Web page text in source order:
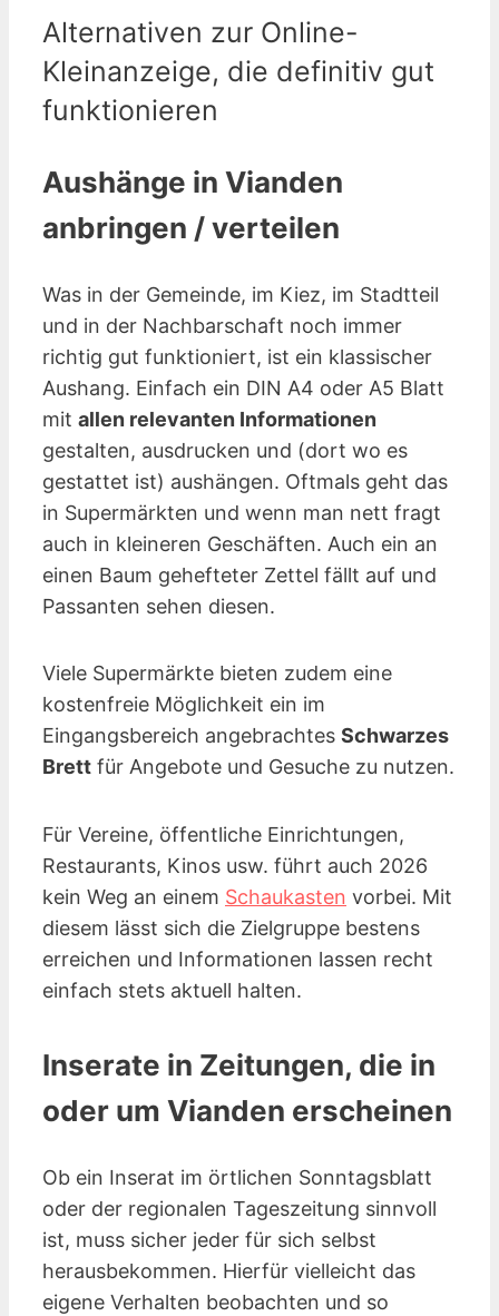
Alternativen zur Online-
Kleinanzeige, die definitiv gut
funktionieren
Aushänge in Vianden
anbringen / verteilen
Was in der Gemeinde, im Kiez, im Stadtteil
und in der Nachbarschaft noch immer
richtig gut funktioniert, ist ein klassischer
Aushang. Einfach ein DIN A4 oder A5 Blatt
mit allen relevanten Informationen
gestalten, ausdrucken und (dort wo es
gestattet ist) aushängen. Oftmals geht das
in Supermärkten und wenn man nett fragt
auch in kleineren Geschäften. Auch ein an
einen Baum gehefteter Zettel fällt auf und
Passanten sehen diesen.
Viele Supermärkte bieten zudem eine
kostenfreie Möglichkeit ein im
Eingangsbereich angebrachtes Schwarzes
Brett für Angebote und Gesuche zu nutzen.
Für Vereine, öffentliche Einrichtungen,
Restaurants, Kinos usw. führt auch 2026
kein Weg an einem Schaukasten vorbei. Mit
diesem lässt sich die Zielgruppe bestens
erreichen und Informationen lassen recht
einfach stets aktuell halten.
Inserate in Zeitungen, die in
oder um Vianden erscheinen
Ob ein Inserat im örtlichen Sonntagsblatt
oder der regionalen Tageszeitung sinnvoll
ist, muss sicher jeder für sich selbst
herausbekommen. Hierfür vielleicht das
eigene Verhalten beobachten und so